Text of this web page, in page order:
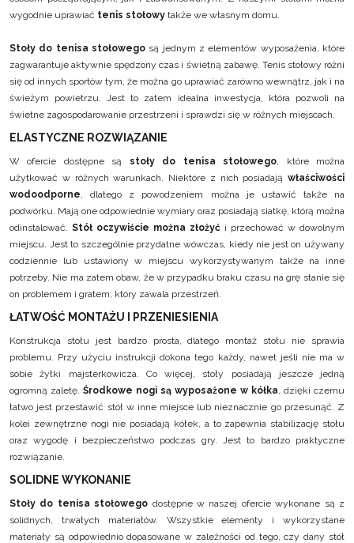
wygodnie uprawiać tenis stołowy także we własnym domu.
Stoły do tenisa stołowego są jednym z elementów wyposażenia, które
zagwarantuje aktywnie spędzony czas i świetną zabawę. Tenis stołowy różni
się od innych sportów tym, że można go uprawiać zarówno wewnątrz, jak i na
świeżym powietrzu. Jest to zatem idealna inwestycja, która pozwoli na
świetne zagospodarowanie przestrzeni i sprawdzi się w różnych miejscach.
ELASTYCZNE ROZWIĄZANIE
W ofercie dostępne są stoły do tenisa stołowego, które można
użytkować w różnych warunkach. Niektóre z nich posiadają właściwości
wodoodporne, dlatego z powodzeniem można je ustawić także na
podwórku. Mają one odpowiednie wymiary oraz posiadają siatkę, którą można
odinstalować. Stół oczywiście można złożyć i przechować w dowolnym
miejscu. Jest to szczególnie przydatne wówczas, kiedy nie jest on używany
codziennie lub ustawiony w miejscu wykorzystywanym także na inne
potrzeby. Nie ma zatem obaw, że w przypadku braku czasu na grę stanie się
on problemem i gratem, który zawala przestrzeń.
ŁATWOŚĆ MONTAŻU I PRZENIESIENIA
Konstrukcja stołu jest bardzo prosta, dlatego montaż stołu nie sprawia
problemu. Przy użyciu instrukcji dokona tego każdy, nawet jeśli nie ma w
sobie żyłki majsterkowicza. Co więcej, stoły posiadają jeszcze jedną
ogromną zaletę. Środkowe nogi są wyposażone w kółka, dzięki czemu
łatwo jest przestawić stół w inne miejsce lub nieznacznie go przesunąć. Z
kolei zewnętrzne nogi nie posiadają kółek, a to zapewnia stabilizację stołu
oraz wygodę i bezpieczeństwo podczas gry. Jest to bardzo praktyczne
rozwiązanie.
SOLIDNE WYKONANIE
Stoły do tenisa stołowego dostępne w naszej ofercie wykonane są z
solidnych, trwałych materiałów. Wszystkie elementy i wykorzystane
materiały są odpowiednio dopasowane w zależności od tego, czy dany stół